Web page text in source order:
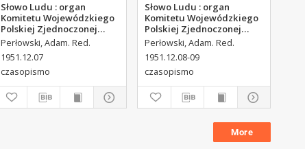
Słowo Ludu : organ
Komitetu Wojewódzkiego
Polskiej Zjednoczonej
Partii Robotniczej, 1951,
R.3, nr 316
Perłowski, Adam. Red.
1951.12.07
czasopismo
Słowo Ludu : organ
Komitetu Wojewódzkiego
Polskiej Zjednoczonej
Partii Robotniczej, 1951,
R.3, nr 317
Perłowski, Adam. Red.
1951.12.08-09
czasopismo
More